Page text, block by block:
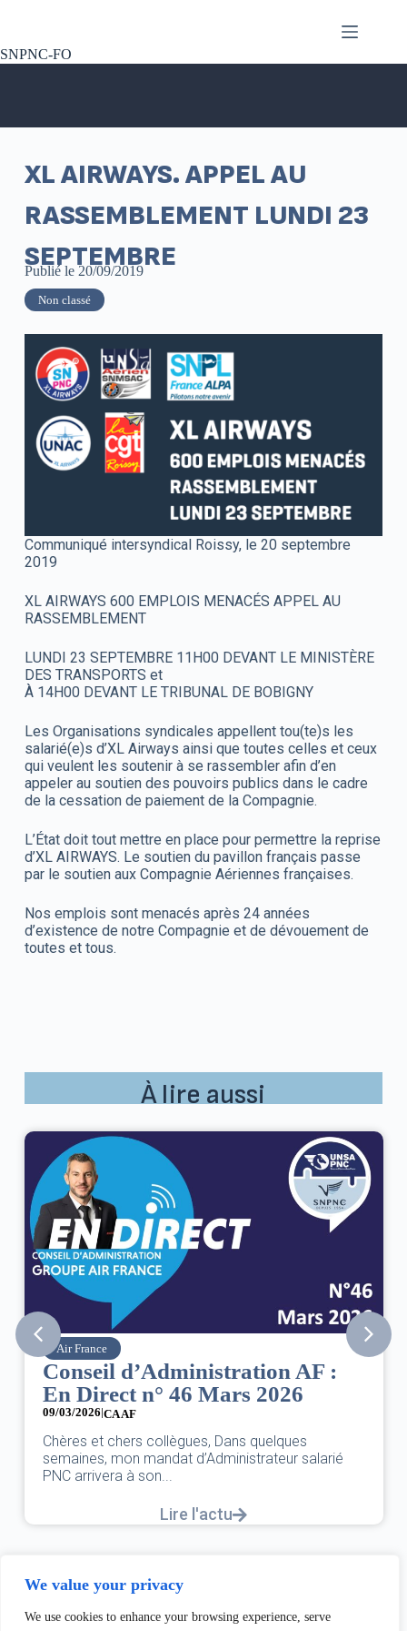
We value your privacy
We use cookies to enhance your browsing experience, serve
SNPNC-FO
XL AIRWAYS. APPEL AU
RASSEMBLEMENT LUNDI 23
SEPTEMBRE
Publié le 20/09/2019
Non classé
Communiqué intersyndical Roissy, le 20 septembre
2019
XL AIRWAYS 600 EMPLOIS MENACÉS APPEL AU
RASSEMBLEMENT
LUNDI 23 SEPTEMBRE 11H00 DEVANT LE MINISTÈRE
DES TRANSPORTS et
À 14H00 DEVANT LE TRIBUNAL DE BOBIGNY
Les Organisations syndicales appellent tou(te)s les
salarié(e)s d’XL Airways ainsi que toutes celles et ceux
qui veulent les soutenir à se rassembler afin d’en
appeler au soutien des pouvoirs publics dans le cadre
de la cessation de paiement de la Compagnie.
L’État doit tout mettre en place pour permettre la reprise
d’XL AIRWAYS. Le soutien du pavillon français passe
par le soutien aux Compagnie Aériennes françaises.
Nos emplois sont menacés après 24 années
d’existence de notre Compagnie et de dévouement de
toutes et tous.
À lire aussi
Air France
Conseil d’Administration AF :
En Direct n° 46 Mars 2026
09/03/2026|CA AF
Chères et chers collègues, Dans quelques
semaines, mon mandat d’Administrateur salarié
PNC arrivera à son...
Lire l'actu